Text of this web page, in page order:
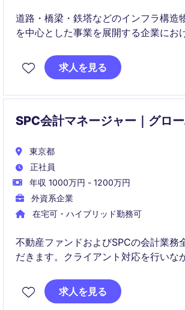
道路・橋梁・鉄塔などのインフラ構造
を中心とした事業を展開する企業にお
プロセスと戦略の実行を担っていただ
ービス業界の専門知識を活かし、企業
求人を見る
SPC会計マネージャー｜グロ
東京都
正社員
年収 1000万円 - 1200万円
外資系企業
在宅可・ハイブリッド勤務可
不動産ファンドおよびSPCの会計業務
だきます。クライアント対応を行いな
求人を見る